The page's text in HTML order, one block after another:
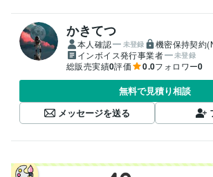
かきてつ
本人確認 未登録 機密保持契約
インボイス発行事業者 未登録
総販売実績0評価 0.0フォロワー0
無料で見積り相談
メッセージを送る